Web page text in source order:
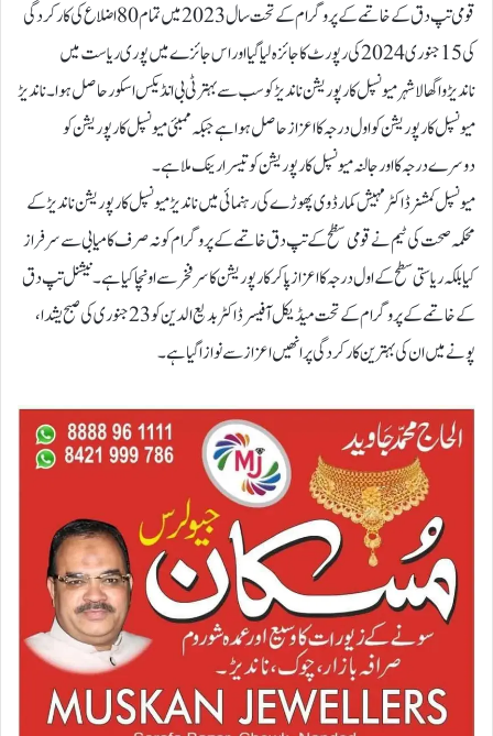
قومی تپ دق کے خاتمے کے پروگرام کے تحت سال 2023 میں تمام 80 اضلاع کی کارکردگی
کی 15 جنوری 2024 کی رپورٹ کا جائزہ لیا گیااور اس جائزے میں پوری ریاست میں
ناندیڑواگھالا شہرمیونسپل کارپوریشن ناندیڑ کو سب سے بہتر ٹی بی انڈیکس اسکور حاصل ہوا ۔ناندیڑ
میونسپل کارپوریشن کو اول درجہ کا اعزاز حاصل ہوا ہےجبکہ ممبئی میونسپل کارپوریشن کو
دوسرے درجہ کا اور جالنہ میونسپل کارپوریشن کو تیسرا رینک ملا ہے۔
میونسپل کمشنرڈاکٹر مہیش کمار ڈوی پھوڑ ےکی رہنمائی میں ناندیڑ میونسپل کارپوریشن ناندیڑکے
محکمہ صحت کی ٹیم نے قومی سظح کے تپ دق خاتمے کے پروگرام کو نہ صرف کامیابی سے سرفراز
کیا بلکہ ریاستی سطح کے اول درجہ کا اعزاز پاکر کارپوریشن کا سر فخر سے اونچا کیا ہے۔ نیشنل تپ دق
کے خاتمے کے پروگرام کے تحت میڈیکل آفیسر ڈاکٹر بدیع الدین کو 23 جنوری کی صبح یشدا،
پونے میں ان کی بہترین کارکردگی پر انھیں اعزاز سے نوازا گیا ہے۔